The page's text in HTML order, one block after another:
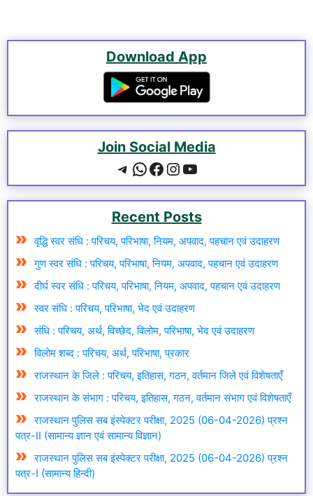
Download App
Join Social Media
Telegram
WhatsApp
Facebook
Instagram
YouTube
Recent Posts
वृद्धि स्वर संधि : परिचय, परिभाषा, नियम, अपवाद, पहचान एवं उदाहरण
गुण स्वर संधि : परिचय, परिभाषा, नियम, अपवाद, पहचान एवं उदाहरण
दीर्घ स्वर संधि : परिचय, परिभाषा, नियम, अपवाद, पहचान एवं उदाहरण
स्वर संधि : परिचय, परिभाषा, भेद एवं उदाहरण
संधि : परिचय, अर्थ, विच्छेद, विलोम, परिभाषा, भेद एवं उदाहरण
विलोम शब्द : परिचय, अर्थ, परिभाषा, प्रकार
राजस्थान के जिले : परिचय, इतिहास, गठन, वर्तमान जिले एवं विशेषताएँ
राजस्थान के संभाग : परिचय, इतिहास, गठन, वर्तमान संभाग एवं विशेषताएँ
राजस्थान पुलिस सब इंस्पेक्टर परीक्षा, 2025 (06-04-2026) प्रश्न
पत्र-II (सामान्य ज्ञान एवं सामान्य विज्ञान)
राजस्थान पुलिस सब इंस्पेक्टर परीक्षा, 2025 (06-04-2026) प्रश्न
पत्र-I (सामान्य हिन्दी)